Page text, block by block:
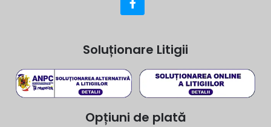
Soluționare Litigii
Opțiuni de plată